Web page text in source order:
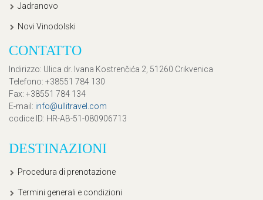
Jadranovo
Novi Vinodolski
CONTATTO
Indirizzo: Ulica dr. Ivana Kostrenčića 2, 51260 Crikvenica
Telefono: +38551 784 130
Fax: +38551 784 134
E-mail: info@ullitravel.com
codice ID: HR-AB-51-080906713
DESTINAZIONI
Procedura di prenotazione
Termini generali e condizioni